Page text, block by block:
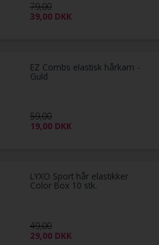
79,00
39,00 DKK
EZ Combs elastisk hårkam -
Guld
59,00
19,00 DKK
LYXO Sport hår elastikker
Color Box 10 stk.
49,00
29,00 DKK